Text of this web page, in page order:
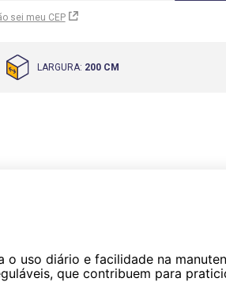
sei meu CEP
LARGURA: 200 CM
o uso diário e facilidade na
que contribuem para